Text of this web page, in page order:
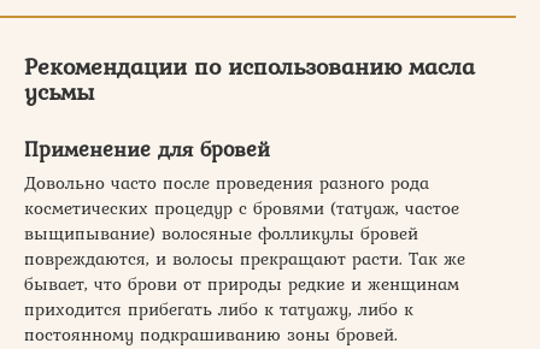
Рекомендации по использованию масла
усьмы
Применение для бровей
Довольно часто после проведения разного рода
косметических процедур с бровями (татуаж, частое
выщипывание) волосяные фолликулы бровей
повреждаются, и волосы прекращают расти. Так же
бывает, что брови от природы редкие и женщинам
приходится прибегать либо к татуажу, либо к
постоянному подкрашиванию зоны бровей.